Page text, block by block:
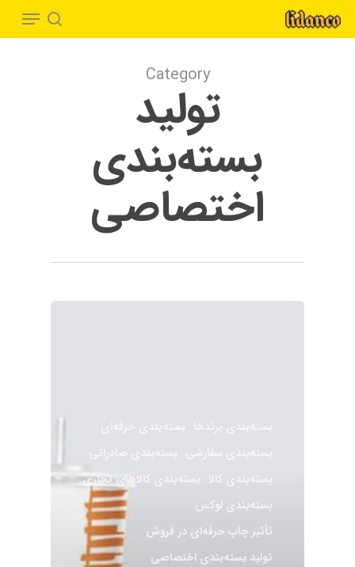
search
Menu
Category
تولید
بسته‌بندی
اختصاصی
بسته‌بندی کالا بسته‌بندی کالاهای تجاری
بسته‌بندی لوکس
تأثیر چاپ حرفه‌ای در فروش
تولید بسته‌بندی اختصاصی